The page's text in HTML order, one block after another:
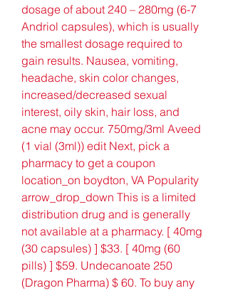
dosage of about 240 – 280mg (6-7
Andriol capsules), which is usually
the smallest dosage required to
gain results. Nausea, vomiting,
headache, skin color changes,
increased/decreased sexual
interest, oily skin, hair loss, and
acne may occur. 750mg/3ml Aveed
(1 vial (3ml)) edit Next, pick a
pharmacy to get a coupon
location_on boydton, VA Popularity
arrow_drop_down This is a limited
distribution drug and is generally
not available at a pharmacy. [ 40mg
(30 capsules) ] $33. [ 40mg (60
pills) ] $59. Undecanoate 250
(Dragon Pharma) $ 60. To buy any